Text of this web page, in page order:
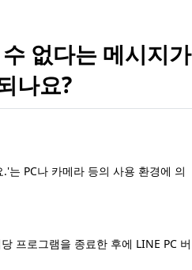
없다는 메시지가
나요?
는 PC나 카메라 등의 사용 환경에 의
프로그램을 종료한 후에 LINE PC 버